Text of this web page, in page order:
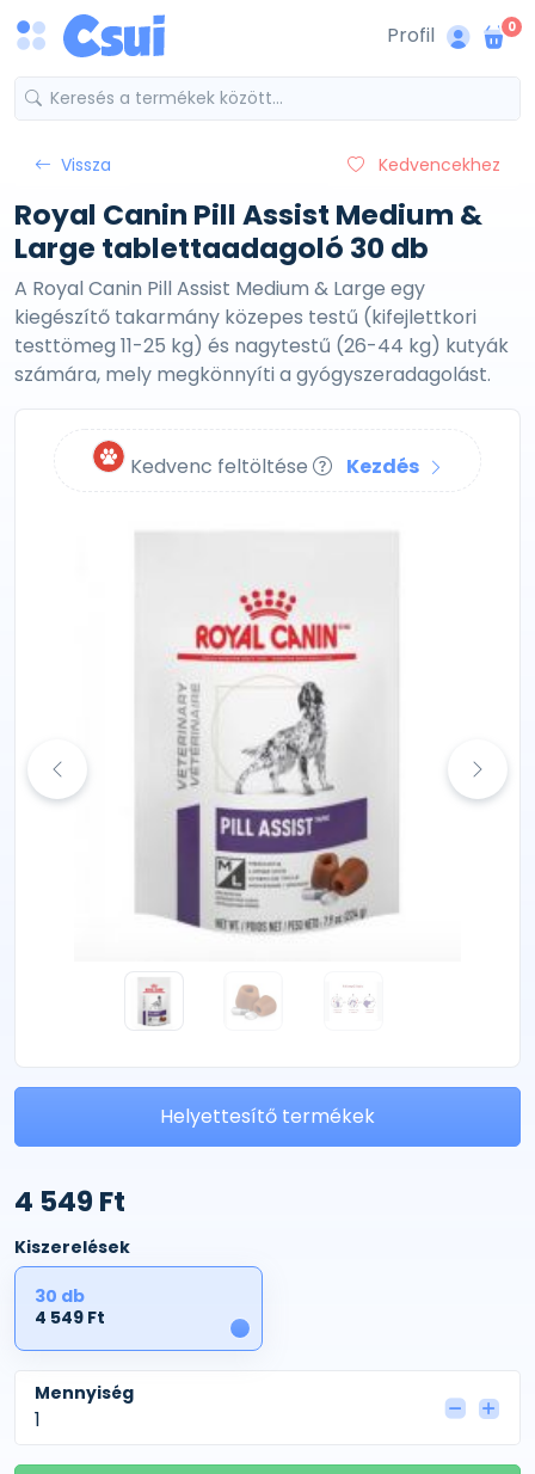
Profil 0
Vissza Kedvencekhez
Royal Canin Pill Assist Medium &
Large tablettaadagoló 30 db
A Royal Canin Pill Assist Medium & Large egy
kiegészítő takarmány közepes testű (kifejlettkori
testtömeg 11-25 kg) és nagytestű (26-44 kg) kutyák
számára, mely megkönnyíti a gyógyszeradagolást.
Kedvenc feltöltése Kezdés
Helyettesítő termékek
4 549 Ft
Kiszerelések
1
30 db
4 549 Ft
Mennyiség